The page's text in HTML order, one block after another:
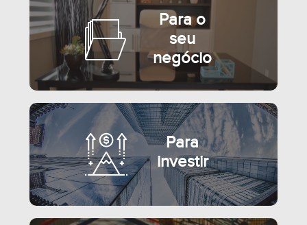
Para o
seu
negócio
Para
investir